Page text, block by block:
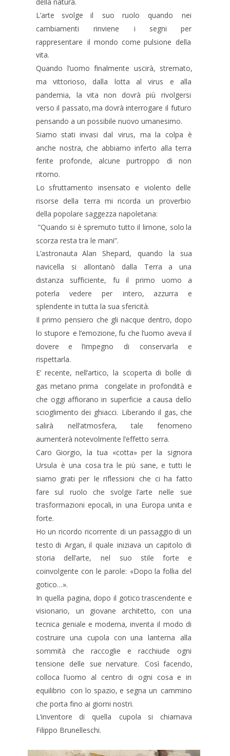
della natura.
L’arte
svolge il suo ruolo quando
nei
cambiamenti
rinviene i segni
per
rappresentare il mondo come pulsione della
vita.
Quando l’uomo finalmente uscirà, stremato,
ma
vittorioso, dalla lotta al virus e
alla
pandemia,
la vita non dovrà più
rivolgersi
verso il passato,ma dovrà interrogare il futuro
pensando a un possibile nuovo umanesimo.
Siamo stati invasi dal virus, ma la colpa è
anche nostra, che abbiamo inferto alla terra
ferite
profonde, alcune purtroppo di
non
ritorno.
Lo sfruttamento insensato e violento delle
risorse della terra mi ricorda un proverbio
della popolare saggezza napoletana:
”Quando si è spremuto tutto il limone, solo la
scorza resta tra le mani”.
L’astronauta Alan Shepard, quando la
sua
navicella
si allontanò dalla Terra a
una
distanza
sufficiente, fu il primo uomo
a
poterla
vedere per intero, azzurra
e
splendente in tutta la sua sfericità.
Il primo pensiero che gli nacque dentro, dopo
lo stupore e l’emozione, fu che l’uomo aveva il
dovere
e l’impegno di conservarla
e
rispettarla.
E’ recente, nell’artico, la scoperta di bolle di
gas metano prima congelate in profondità e
che oggi affiorano in superficie a causa dello
scioglimento dei ghiacci. Liberando il gas, che
salirà
nell’atmosfera, tale
fenomeno
aumenterà notevolmente l’effetto serra.
Caro Giorgio, la tua «cotta» per la
signora
Ursula è una cosa tra le più sane, e tutti le
siamo grati per le riflessioni che ci ha fatto
fare
sul ruolo che svolge l’arte nelle
sue
trasformazioni epocali, in una Europa unita e
forte.
Ho un ricordo ricorrente di un passaggio di un
testo di Argan, il quale iniziava un capitolo di
storia
dell’arte, nel suo stile forte
e
coinvolgente con le parole: «Dopo la follia del
gotico…».
In quella pagina, dopo il gotico trascendente e
visionario,
un giovane architetto, con
una
tecnica geniale e moderna, inventa il modo di
costruire una cupola con una lanterna alla
sommità
che raccoglie e racchiude
ogni
tensione delle sue nervature. Così facendo,
colloca l’uomo al centro di ogni cosa e in
equilibrio con lo spazio, e segna un cammino
che porta fino ai giorni nostri.
L’inventore
di quella cupola si
chiamava
Filippo Brunelleschi.